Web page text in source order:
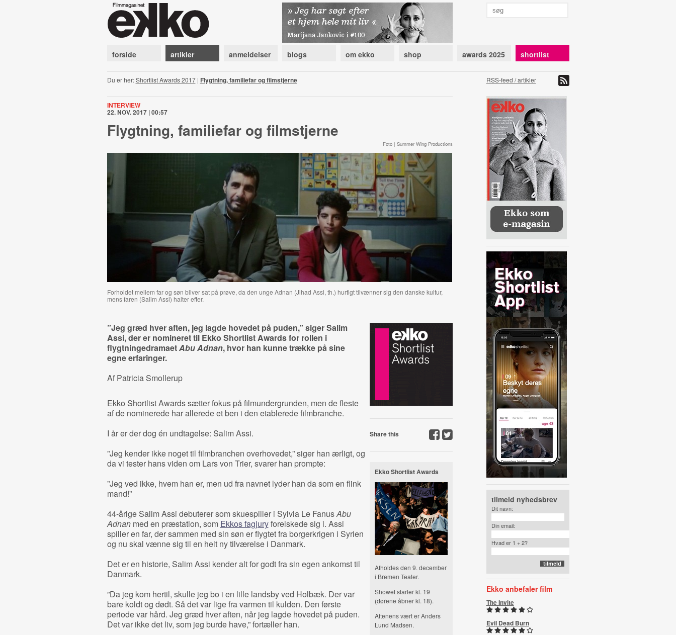
forside artikler anmeldelser blogs om ekko shop awards 2025 shortlist
Du er her:Shortlist Awards 2017| Flygtning, familiefar og filmstjerne RSS-feed / artikler
INTERVIEW
22. NOV. 2017 | 00:57
Flygtning, familiefar og filmstjerne
Foto | Summer Wing Productions
Forholdet mellem far og søn bliver sat på prøve, da den unge Adnan (Jihad Assi, th.) hurtigt tilvænner sig den danske kultur,
mens faren (Salim Assi) halter efter.
”Jeg græd hver aften, jeg lagde hovedet på puden,” siger Salim
Assi, der er nomineret til Ekko Shortlist Awards for rollen i
flygtningedramaetAbu Adnan, hvor han kunne trække på sine
egne erfaringer.
Af Patricia Smollerup
Ekko Shortlist Awards sætter fokus på filmundergrunden, men de fleste
af de nominerede har allerede et ben i den etablerede filmbranche.
I år er der dog én undtagelse: Salim Assi.
”Jeg kender ikke noget til filmbranchen overhovedet,” siger han ærligt, og
da vi tester hans viden om Lars von Trier, svarer han prompte:
”Jeg ved ikke, hvem han er, men ud fra navnet lyder han da som en flink
mand!”
44-årige Salim Assi debuterer som skuespiller i Sylvia Le FanusAbu
Adnanmed en præstation, som Ekkos fagjuryforelskede sig i. Assi
spiller en far, der sammen med sin søn er flygtet fra borgerkrigen i Syrien
og nu skal vænne sig til en helt ny tilværelse i Danmark.
Det er en historie, Salim Assi kender alt for godt fra sin egen ankomst til
Danmark.
”Da jeg kom hertil, skulle jeg bo i en lille landsby ved Holbæk. Der var
bare koldt og dødt. Så det var lige fra varmen til kulden. Den første
periode var hård. Jeg græd hver aften, når jeg lagde hovedet på puden.
Det var ikke det liv, som jeg burde have,” fortæller han.
Share this
Ekko Shortlist Awards
Afholdes den 9. december
i Bremen Teater.
Showet starter kl. 19
(dørene åbner kl. 18).
Aftenens vært er Anders
Lund Madsen.
tilmeld nyhedsbrev
Dit navn:
Din email:
Hvad er 1 + 2?
Ekko anbefaler film
The Invite
Evil Dead Burn